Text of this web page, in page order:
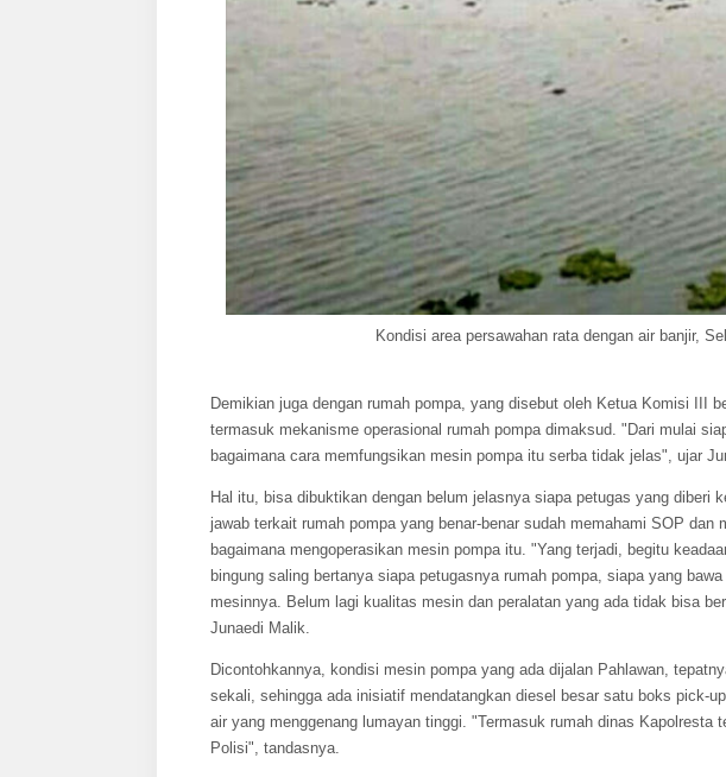
Kondisi area persawahan rata dengan air banjir,
Demikian juga dengan rumah pompa, yang disebut oleh Ketua Komisi III
termasuk mekanisme operasional rumah pompa dimaksud. "Dari mulai
bagaimana cara memfungsikan mesin pompa itu serba tidak jelas", ujar
Hal itu, bisa dibuktikan dengan belum jelasnya siapa petugas yang diberi
jawab terkait rumah pompa yang benar-benar sudah memahami SOP dan
bagaimana mengoperasikan mesin pompa itu. "Yang terjadi, begitu
bingung saling bertanya siapa petugasnya rumah pompa, siapa yang
mesinnya. Belum lagi kualitas mesin dan peralatan yang ada tidak bisa
Junaedi Malik.
Dicontohkannya, kondisi mesin pompa yang ada dijalan Pahlawan,
sekali, sehingga ada inisiatif mendatangkan diesel besar satu boks pick-
air yang menggenang lumayan tinggi. "Termasuk rumah dinas Kapolresta
Polisi", tandasnya.